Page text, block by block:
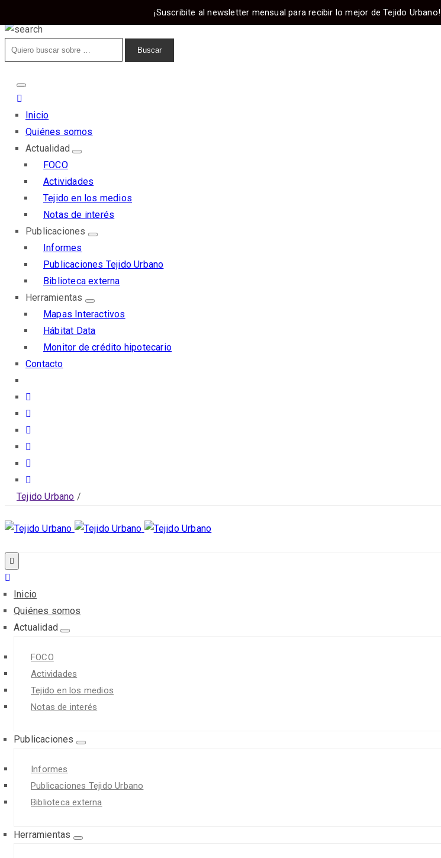
Inicio
Quiénes somos
Actualidad
FOCO
Actividades
Tejido en los medios
Notas de interés
Publicaciones
Informes
Publicaciones Tejido Urbano
Biblioteca externa
Herramientas
Mapas Interactivos
Hábitat Data
Monitor de crédito hipotecario
Contacto
Tejido Urbano /
Inicio
Quiénes somos
Actualidad
FOCO
Actividades
Tejido en los medios
Notas de interés
Publicaciones
Informes
Publicaciones Tejido Urbano
Biblioteca externa
Herramientas
¡Suscribite al newsletter mensual para recibir lo mejor de Tejido Urbano!